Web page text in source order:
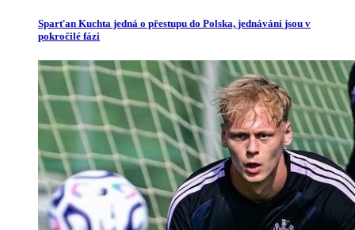
Sparťan Kuchta jedná o přestupu do Polska, jednávání jsou v
pokročilé fázi